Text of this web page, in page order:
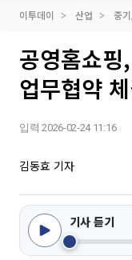
이투데이 산업 중
공영홈쇼
업무협약
입력 2026-02-24 11:16
김동효 기자
기사 듣기